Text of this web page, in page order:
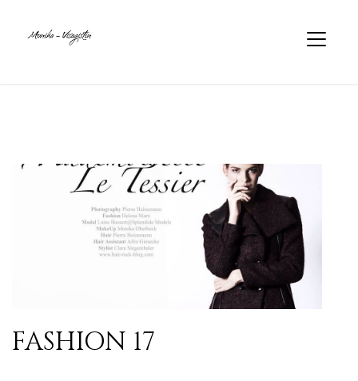
FASHION 17